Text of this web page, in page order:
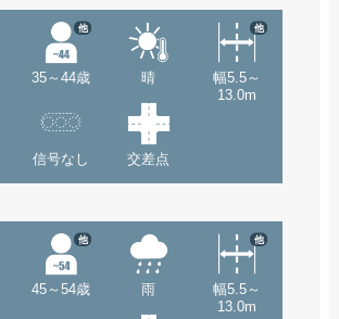
35～44歳
他
晴
幅5.5～
13.0m
他
信号なし 交差点
45～54歳
他
雨
幅5.5～
13.0m
他